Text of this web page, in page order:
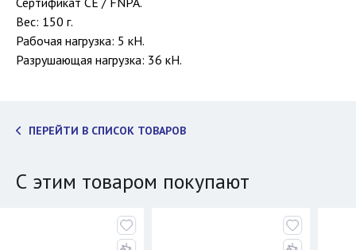
Вес: 150 г.
Рабочая нагрузка: 5 кН.
Разрушающая нагрузка: 36 кН.
ПЕРЕЙТИ В СПИСОК ТОВАРОВ
С этим товаром покупают